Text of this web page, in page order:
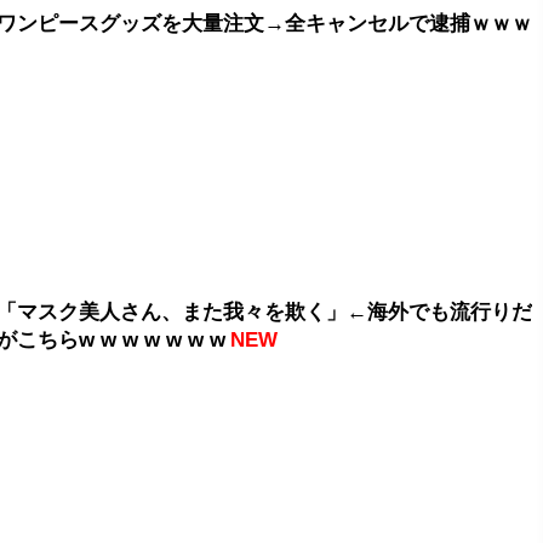
ンピースグッズを大量注文→全キャンセルで逮捕ｗｗｗ
マスク美人さん、また我々を欺く」←海外でも流行りだ
こちらw w w w w w w NEW